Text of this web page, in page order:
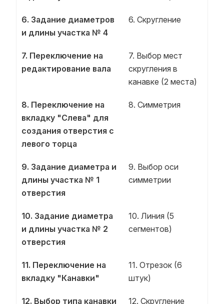
6. Задание диаметров
и длины участка № 4
6. Скругление
7. Переключение на
редактирование вала
7. Выбор мест
скругления в
канавке (2 места)
8. Переключение на
вкладку "Слева" для
создания отверстия с
левого торца
8. Симметрия
9. Задание диаметра и
длины участка № 1
отверстия
9. Выбор оси
симметрии
10. Задание диаметра
и длины участка № 2
отверстия
10. Линия (5
сегментов)
11. Переключение на
вкладку "Канавки"
11. Отрезок (6
штук)
12. Выбор типа канавки 12. Скругление